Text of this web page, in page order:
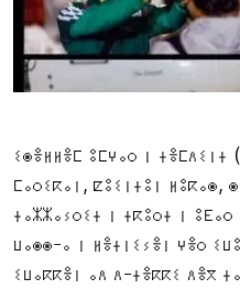
ⵉⵙⴻⵍⵍⴻⵎ ⵓⵎⵖⴰⵔ ⵏ
ⵎⴰⵔⵉⴽⴰⵏ, ⵇⵓⵉⵏⵜⵓⵏ ⵍⵓⴽⴰⵙ,
ⵜⴰⵣⵣⴰⵢⵔⵉⵜ ⵏ ⵜⴽⵓⵔⵜ ⵏ
ⵡⴰⵙⵙ-ⴰ ⵏ ⵍⴻⵜⵏⵉⵢⴻⵏ ⵖⴻⵔ
ⵉⵡⴰⴽⴽⴻⵏ ⴰⴷ ⴷ-ⵜⴻⴽⴽⵉ ⴷⴻⴳ